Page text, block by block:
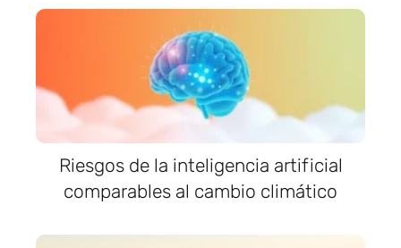
Riesgos de la inteligencia artificial
comparables al cambio climático